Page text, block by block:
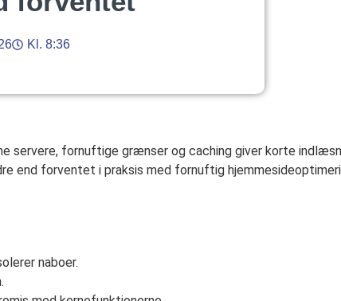
Kl. 8:36
servere, fornuftige grænser og caching giver korte
forventet i praksis med fornuftig
naboer.